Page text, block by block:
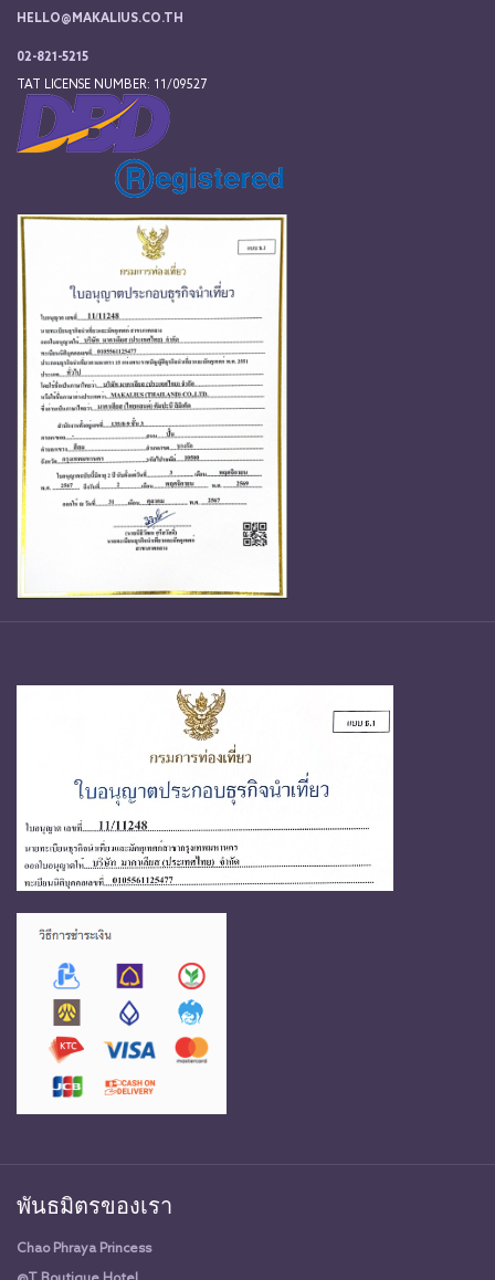
HELLO@MAKALIUS.CO.TH
02-821-5215
TAT LICENSE NUMBER: 11/09527
พันธมิตรของเรา
Chao Phraya Princess